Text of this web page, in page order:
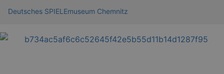
Deutsches SPIELEmuseum Chemnitz